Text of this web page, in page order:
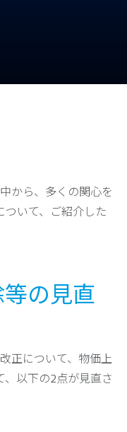
から、多くの関心を
ついて、ご紹介した
の見直
正について、物価上
以下の2点が見直さ